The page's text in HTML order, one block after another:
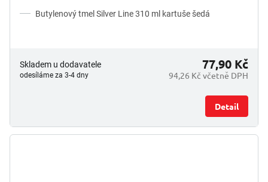
Butylenový tmel Silver Line 310 ml kartuše šedá
Skladem u dodavatele
odesíláme za 3-4 dny 94,26 Kč včetně DPH
77,90 Kč
Detail